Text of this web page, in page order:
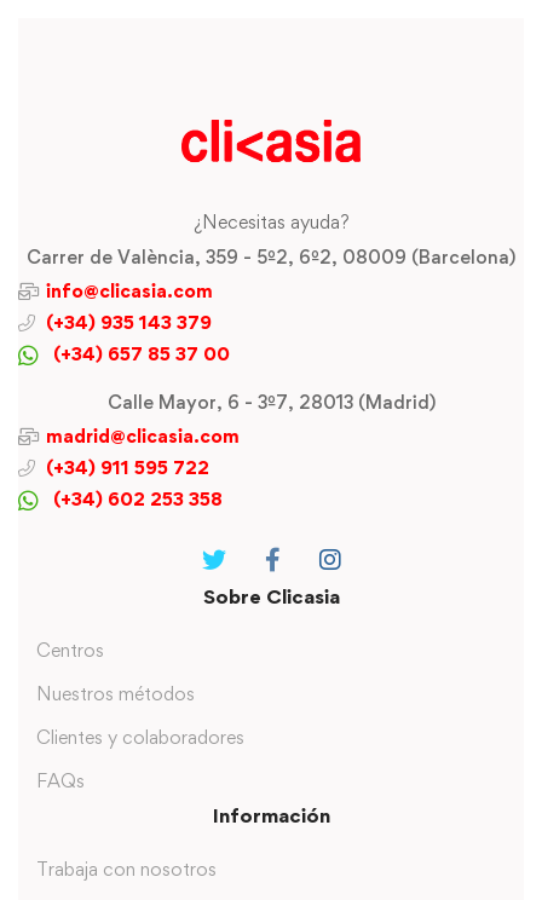
¿Necesitas ayuda?
Carrer de València, 359 - 5º2, 6º2, 08009 (Barcelona)
info@clicasia.com
(+34) 935 143 379
(+34) 657 85 37 00
Calle Mayor, 6 - 3º7, 28013 (Madrid)
madrid@clicasia.com
(+34) 911 595 722
(+34) 602 253 358
Sobre Clicasia
Centros
Nuestros métodos
Clientes y colaboradores
FAQs
Información
Trabaja con nosotros